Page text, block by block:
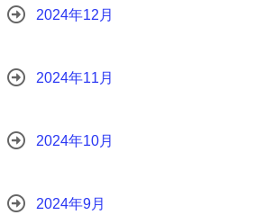
2024年12月
2024年11月
2024年10月
2024年9月